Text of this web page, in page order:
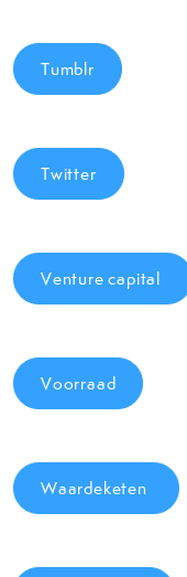
Tumblr
Twitter
Venture capital
Voorraad
Waardeketen